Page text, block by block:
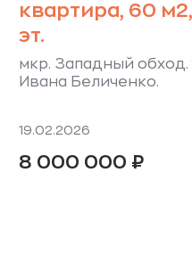
квартира, 60
эт.
мкр. Западный обход.
Ивана Беличенко.
19.02.2026
8 000 000 ₽